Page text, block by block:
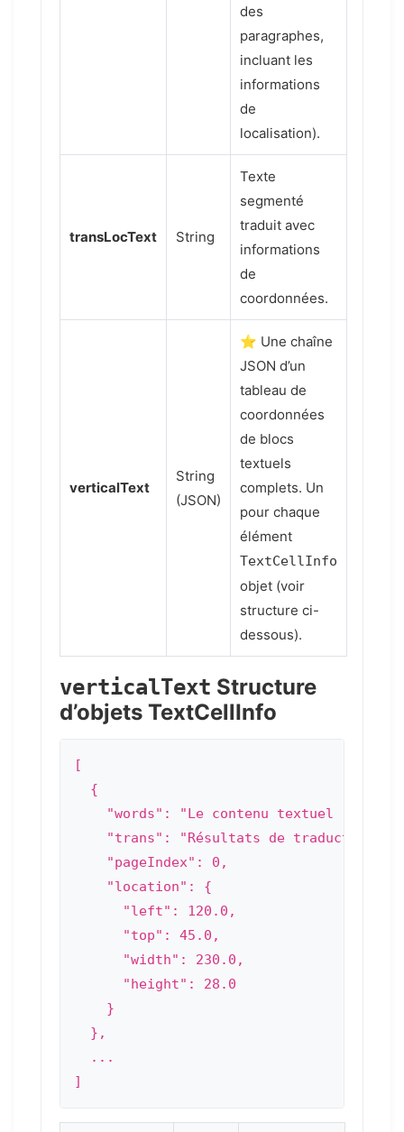
des
paragraphes,
incluant les
informations
de
localisation).
transLocText String
Texte
segmenté
traduit avec
informations
de
coordonnées.
verticalText
String
(JSON)
⭐ Une chaîne
JSON d’un
tableau de
coordonnées
de blocs
textuels
complets. Un
pour chaque
élément
TextCellInfo
objet (voir
structure ci-
dessous).
verticalText Structure
d’objets TextCellInfo
[
  {
"words": "Le contenu textuel
"trans": "Résultats de traduction
    "pageIndex": 0,
    "location": {
      "left": 120.0,
      "top": 45.0,
      "width": 230.0,
      "height": 28.0
    }
  },
  ...
]